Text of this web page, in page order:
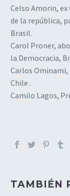
Celso Amorin,
de la república,
Brasil.
Carol Proner,
la Democracia,
Carlos Ominami,
Chile .
Camilo Lagos,
TAMBIÉN